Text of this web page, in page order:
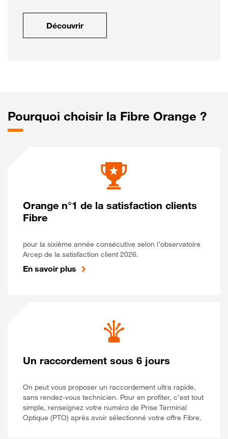
Découvrir
Pourquoi choisir la Fibre Orange ?
Orange n°1 de la satisfaction clients
Fibre
pour la sixième année consécutive selon l’observatoire
Arcep de la satisfaction client 2026.
En savoir plus
Un raccordement sous 6 jours
On peut vous proposer un raccordement ultra rapide,
sans rendez-vous technicien. Pour en profiter, c’est tout
simple, renseignez votre numéro de Prise Terminal
Optique (PTO) après avoir sélectionné votre offre Fibre.